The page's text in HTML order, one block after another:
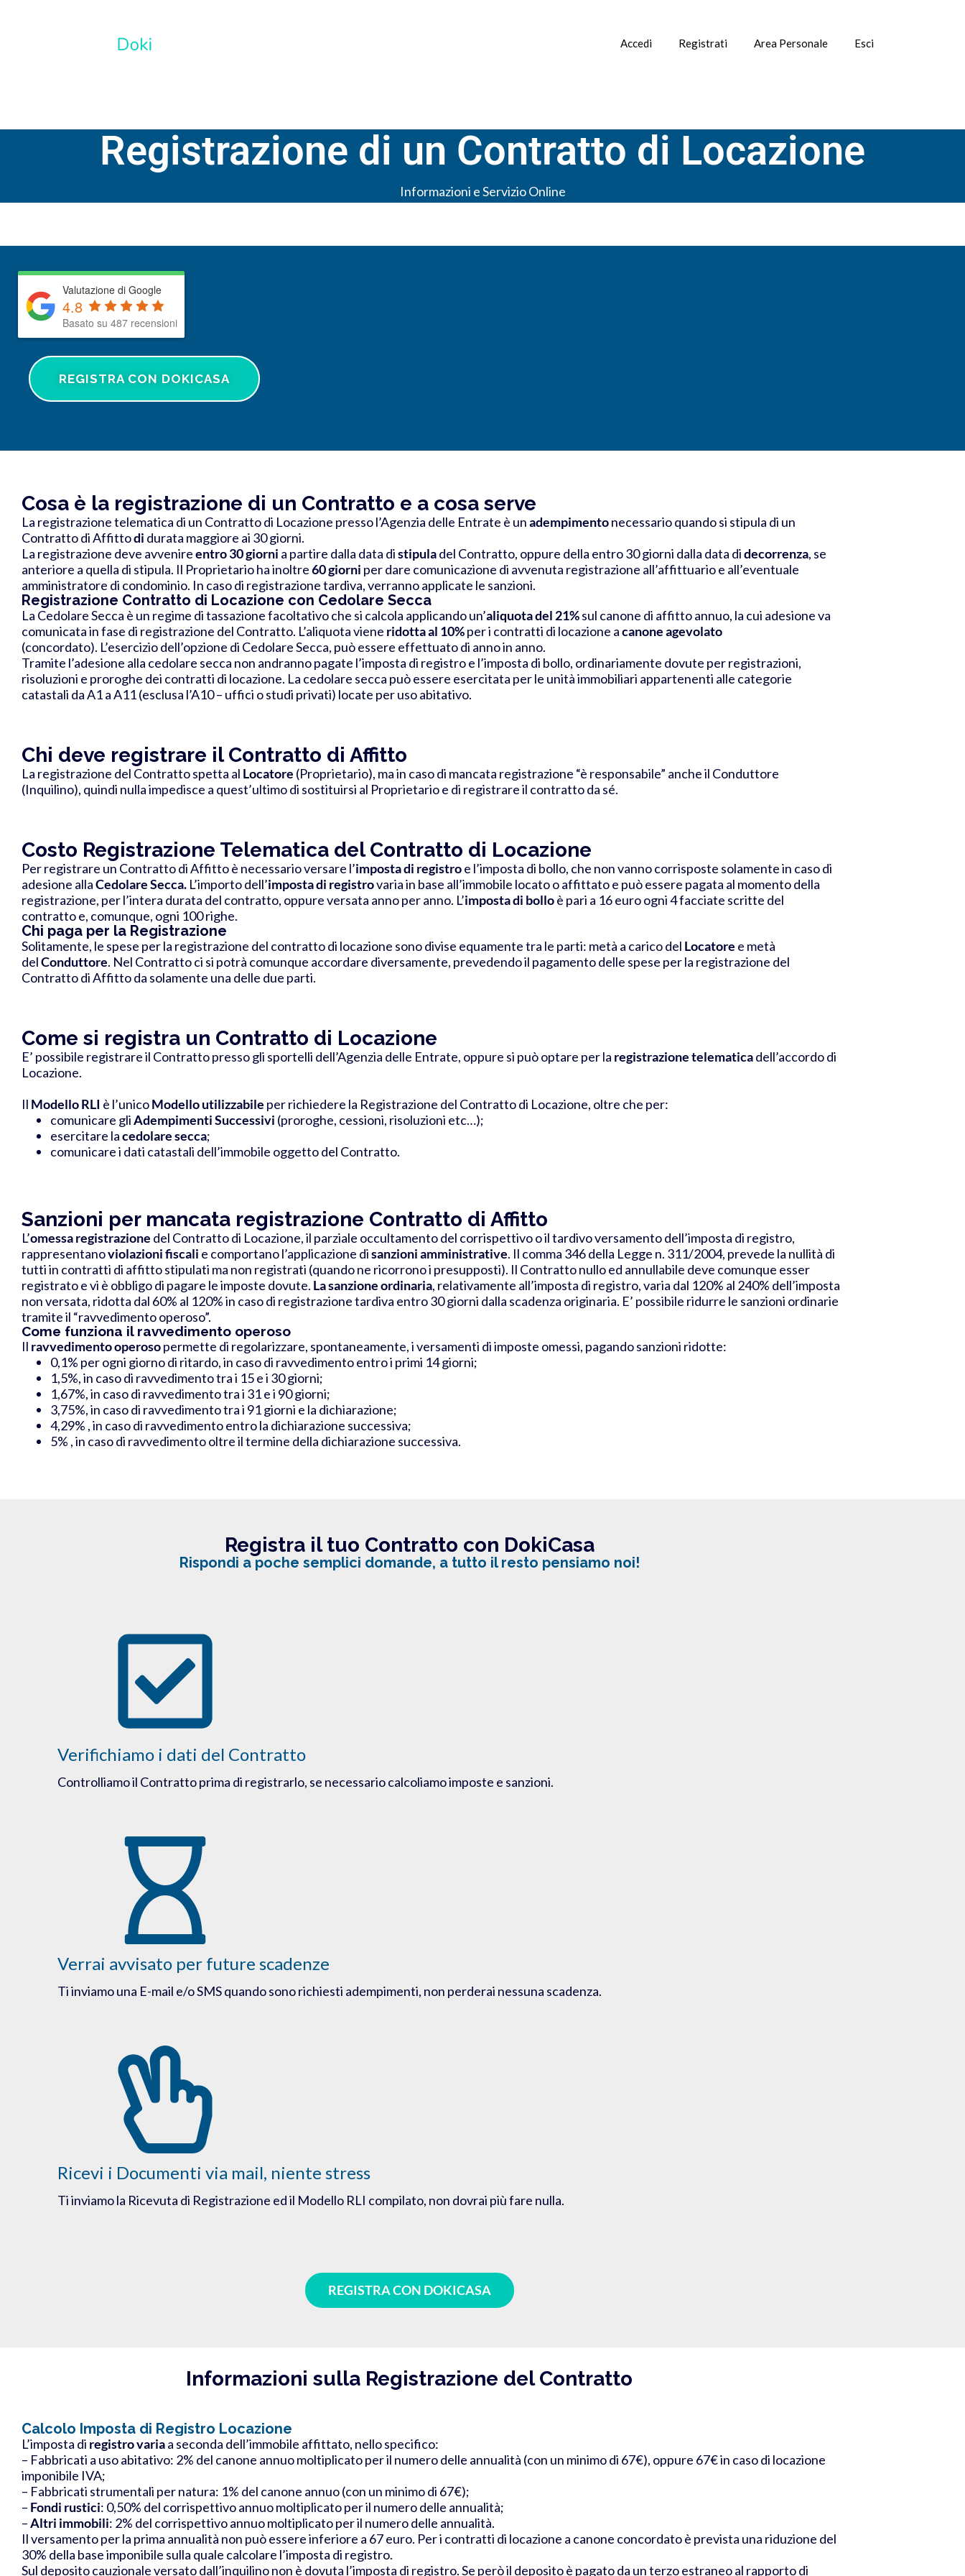
Accedi Registrati Area Personale Esci
Registrazione di un Contratto di Locazione
Informazioni e Servizio Online
Valutazione di Google
4.8
Basato su 487 recensioni
REGISTRA CON DOKICASA
Cosa è la registrazione di un Contratto e a cosa serve
La registrazione telematica di un Contratto di Locazione presso l’Agenzia delle Entrate è unadempimentonecessario quando si stipula di un
Contratto di Affittodi durata maggiore ai 30 giorni.
La registrazione deve avvenireentro 30 giorni a partire dalla data distipuladel Contratto, oppure della entro 30 giorni dalla data didecorrenza, se
anteriore a quella di stipula. Il Proprietario ha inoltre60 giorni per dare comunicazione di avvenuta registrazione all’affittuario e all’eventuale
amministratore di condominio. In caso di registrazione tardiva, verranno applicate le sanzioni.
Registrazione Contratto di Locazione con Cedolare Secca
La Cedolare Secca è un regime di tassazione facoltativo che si calcola applicando un’aliquota del 21%sul canone di affitto annuo, la cui adesioneva
comunicata in fase di registrazione del Contratto. L’aliquota viene ridotta al 10%per i contratti di locazione acanone agevolato
(concordato). L’esercizio dell’opzione di Cedolare Secca, può essere effettuato di anno in anno.
Tramite l’adesione alla cedolare secca non andranno pagate l’imposta di registro e l’imposta di bollo, ordinariamente dovute per registrazioni,
risoluzioni e proroghe dei contratti di locazione. La cedolare secca può essere esercitata per le unità immobiliari appartenenti alle categorie
catastali da A1 a A11 (esclusa l’A10 – uffici o studi privati) locate per uso abitativo.
Chi deve registrare il Contratto di Affitto
La registrazione del Contratto spetta al Locatore (Proprietario), ma in caso di mancata registrazione “è responsabile” anche il Conduttore
(Inquilino), quindi nulla impedisce a quest’ultimo di sostituirsi al Proprietario e di registrare il contratto da sé.
Costo Registrazione Telematica del Contratto di Locazione
Per registrare un Contratto di Affitto è necessario versare l’imposta di registroe l’imposta di bollo, che non vanno corrisposte solamente in caso di
adesione allaCedolare Secca. L’importo dell’imposta di registrovaria in base all’immobile locato o affittato e può essere pagata al momento della
registrazione, per l’intera durata del contratto, oppure versata anno per anno. L’imposta di bolloè pari a 16 euro ogni 4 facciate scritte del
contratto e, comunque, ogni 100 righe.
Chi paga per la Registrazione
Solitamente, le spese per la registrazione del contratto di locazione sono divise equamente tra le parti: metà a carico del Locatore e metà
delConduttore. Nel Contratto ci si potrà comunque accordare diversamente, prevedendo il pagamento delle spese per la registrazione del
Contratto di Affitto da solamente una delle due parti.
Come si registra un Contratto di Locazione
E’ possibile registrare il Contratto presso gli sportelli dell’Agenzia delle Entrate, oppure si può optare per la registrazione telematicadell’accordo di
Locazione.
Il Modello RLI è l’unicoModello utilizzabile per richiedere la Registrazione del Contratto di Locazione, oltre che per:
comunicare gliAdempimentiSuccessivi (proroghe, cessioni, risoluzioni etc…);
esercitare lacedolare secca;
comunicare i dati catastali dell’immobile oggetto del Contratto.
Sanzioni per mancata registrazione Contratto di Affitto
L’omessa registrazione del Contratto di Locazione, il parziale occultamento del corrispettivo o il tardivo versamento dell’imposta di registro,
rappresentanoviolazioni fiscali e comportano l’applicazione disanzioni amministrative. Il comma 346 della Legge n. 311/2004, prevede la nullità di
tutti in contratti di affitto stipulati ma non registrati (quando ne ricorrono i presupposti). Il Contratto nullo ed annullabile deve comunque esser
registrato e vi è obbligo di pagare le imposte dovute. La sanzione ordinaria, relativamente all’imposta di registro, varia dal 120% al 240% dell’imposta
non versata, ridotta dal 60% al 120% in caso di registrazione tardiva entro 30 giorni dalla scadenza originaria. E’ possibile ridurre le sanzioni ordinarie
tramite il “ravvedimento operoso”.
Come funziona il ravvedimento operoso
Il ravvedimento operosopermette di regolarizzare, spontaneamente, i versamenti di imposte omessi, pagando sanzioni ridotte:
0,1% per ogni giorno di ritardo, in caso di ravvedimento entro i primi 14 giorni;
1,5%, in caso di ravvedimento tra i 15 e i 30 giorni;
1,67%, in caso di ravvedimento tra i 31 e i 90 giorni;
3,75%, in caso di ravvedimento tra i 91 giorni e la dichiarazione;
4,29% , in caso di ravvedimento entro la dichiarazione successiva;
5% , in caso di ravvedimento oltre il termine della dichiarazione successiva.
Registra il tuo Contratto con DokiCasa
Rispondi a poche semplici domande, a tutto il resto pensiamo noi!
Verifichiamo i dati del Contratto
Controlliamo il Contratto prima di registrarlo, se necessario calcoliamo imposte e sanzioni.
Verrai avvisato per future scadenze
Ti inviamo una E-mail e/o SMS quando sono richiesti adempimenti, non perderai nessuna scadenza.
Ricevi i Documenti via mail, niente stress
Ti inviamo la Ricevuta di Registrazione ed il Modello RLI compilato, non dovrai più fare nulla.
REGISTRA CON DOKICASA
Informazioni sulla Registrazione del Contratto
Calcolo Imposta di Registro Locazione
L’imposta di registrovariaa seconda dell’immobile affittato, nello specifico:
– Fabbricati a uso abitativo: 2% del canone annuo moltiplicato per il numero delle annualità (con un minimo di 67€), oppure 67€ in caso di locazione
imponibile IVA;
– Fabbricati strumentali per natura: 1% del canone annuo(con un minimo di 67€);
– Fondi rustici: 0,50% del corrispettivo annuo moltiplicato per il numero delle annualità;
–Altri immobili: 2% del corrispettivo annuo moltiplicato per il numero delle annualità.
Il versamento per la prima annualità non può essere inferiore a 67 euro. Per i contratti di locazione a canone concordato è prevista una riduzione del
30% della base imponibile sulla quale calcolare l’imposta di registro.
Sul deposito cauzionale versato dall’inquilino non è dovuta l’imposta di registro. Se però il deposito è pagato da un terzo estraneo al rapporto di